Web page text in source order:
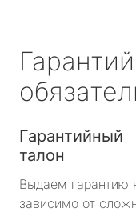
Гарантийный
талон
Выдаем гарантию
зависимо от